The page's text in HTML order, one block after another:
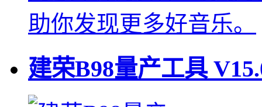
助你发现更多好音乐。
建荣B98量产工具